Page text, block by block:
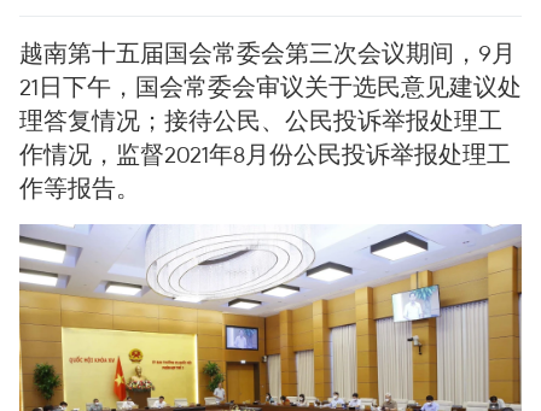
越南第十五届国会常委会第三次会议期间，9月
21日下午，国会常委会审议关于选民意见建议处
理答复情况；接待公民、公民投诉举报处理工
作情况，监督2021年8月份公民投诉举报处理工
作等报告。